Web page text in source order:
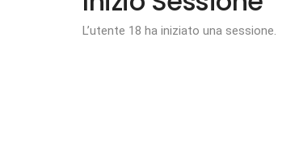
L’utente 18 ha iniziato una sessione.